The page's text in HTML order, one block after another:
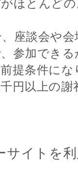
ほとんど
座談会や
参加でき
提条件に
円以上の謝
サイトを